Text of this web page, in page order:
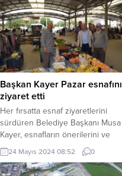
kazandırılırken, açılış kapsamında
1960’lı yıllarda Hollanda’ya göç
eden ilk Türk kadınlarının anılarını
yaşatan sergi de ziyaretçilere
sunuldu. Bu sergi, göç eden
kadınların karşılaştıkları zorlukları,
başarı hikâyelerini ve iki ülke
arasındaki sosyal-kültürel bağları
gözler önüne serdi. Açılışa
Hollanda Ankara...
Başkan Kayer Pazar esnafını
ziyaret etti
Her fırsatta esnaf ziyaretlerini
sürdüren Belediye Başkanı Musa
Kayer, esnafların önerilerini ve
taleplerini yerinde tespit ediyor.
Esnafla bir araya gelip sohbet
ederek Tatarlı’da yapılanlar ve
24 Mayıs 2024 08:52 0